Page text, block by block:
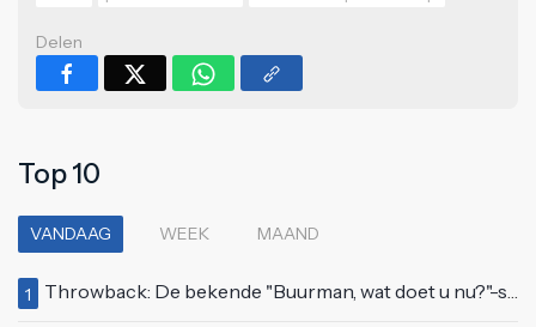
Delen
Top 10
VANDAAG WEEK MAAND
1 Throwback: De bekende "Buurman, wat doet u nu?"-scène uit Flodder met Tatjana Šimić